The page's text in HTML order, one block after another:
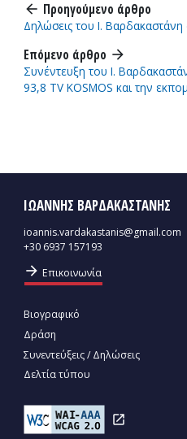
arrow_back Προηγούμενο άρθρο
Δηλώσεις του Ι.
Επόμενο άρθρο arrow_forward
Συνέντευξη του Ι.
93,8 TV KOSMOS και την
ΙΩΑΝΝΗΣ ΒΑΡΔΑΚΑΣΤΑΝΗΣ
ioannis.vardakastanis@gmail.com
+30 6937 157193
arrow_forward Επικοινωνία
Βιογραφικό
Δράση
Συνεντεύξεις / Δηλώσεις
Δελτία τύπου